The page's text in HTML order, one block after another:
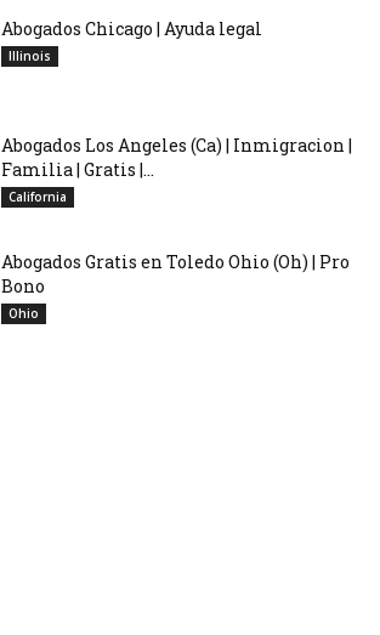
Abogados Chicago | Ayuda legal
Illinois
Abogados Los Angeles (Ca) | Inmigracion |
Familia | Gratis |...
California
Abogados Gratis en Toledo Ohio (Oh) | Pro
Bono
Ohio